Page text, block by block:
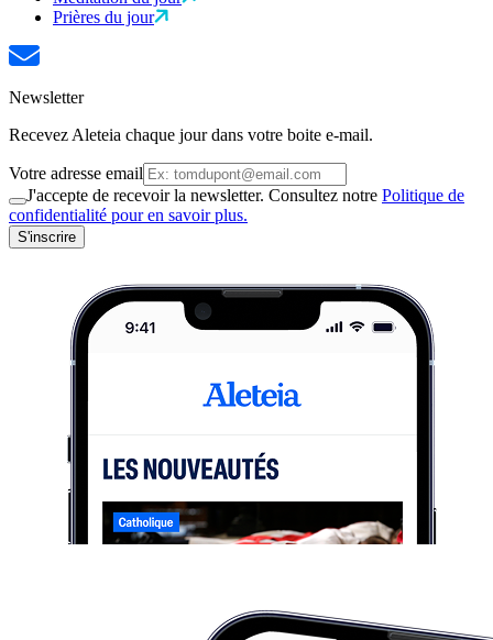
Prières du jour
Newsletter
Recevez Aleteia chaque jour dans votre boite e-mail.
Votre adresse email
J'accepte de recevoir la newsletter. Consultez notre Politique de
confidentialité pour en savoir plus.
S'inscrire